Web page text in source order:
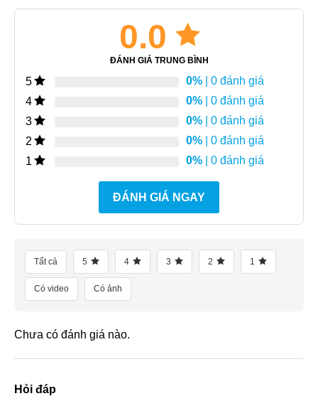
0.0
ĐÁNH GIÁ TRUNG BÌNH
5 0% | 0 đánh giá
4
0% | 0 đánh giá
3
0% | 0 đánh giá
2
0% | 0 đánh giá
1
0% | 0 đánh giá
ĐÁNH GIÁ NGAY
Tất cả 5 4 3 2 1
Có video Có ảnh
Chưa có đánh giá nào.
Hỏi đáp